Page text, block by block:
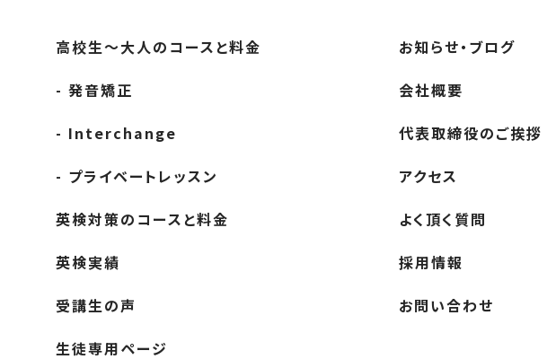
高校生～大人の コースと料金
- 発音矯正
- Interchange
- プライベート レッスン
英検対策の コースと料金
英検実績
受講生の声
生徒専用ページ
お知らせ・ブログ
会社概要
代表取締役のご挨拶
アクセス
よく頂く質問
採用情報
お問い合わせ